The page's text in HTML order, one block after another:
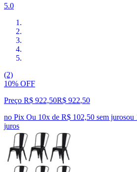
5.0
(2)
10% OFF
Preço R$ 922,50R$ 922,50
no Pix Ou 10x de R$ 102,50 sem jurosou
juros